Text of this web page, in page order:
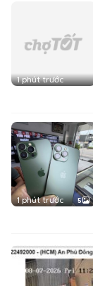
1 phút trước
1 phút trước 5